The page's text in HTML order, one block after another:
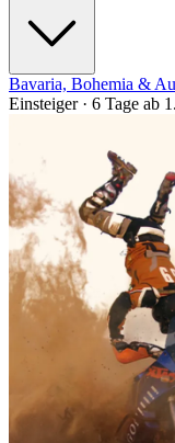
Bavaria, Bohemia &
Einsteiger · 6 Tage ab